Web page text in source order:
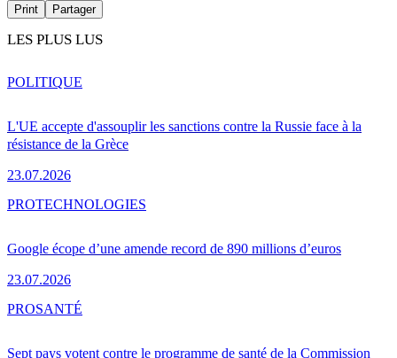
Print Partager
LES PLUS LUS
L'UE accepte d'assouplir les sanctions contre la Russie face à la
résistance de la Grèce
23.07.2026
POLITIQUE
Google écope d’une amende record de 890 millions d’euros
23.07.2026
PROTECHNOLOGIES
Sept pays votent contre le programme de santé de la Commission
PROSANTÉ